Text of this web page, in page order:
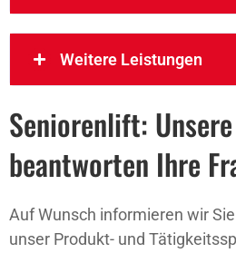
Weitere Leistungen
Seniorenlift:
beantworten Ihre
Auf Wunsch informieren wir
unser Produkt- und